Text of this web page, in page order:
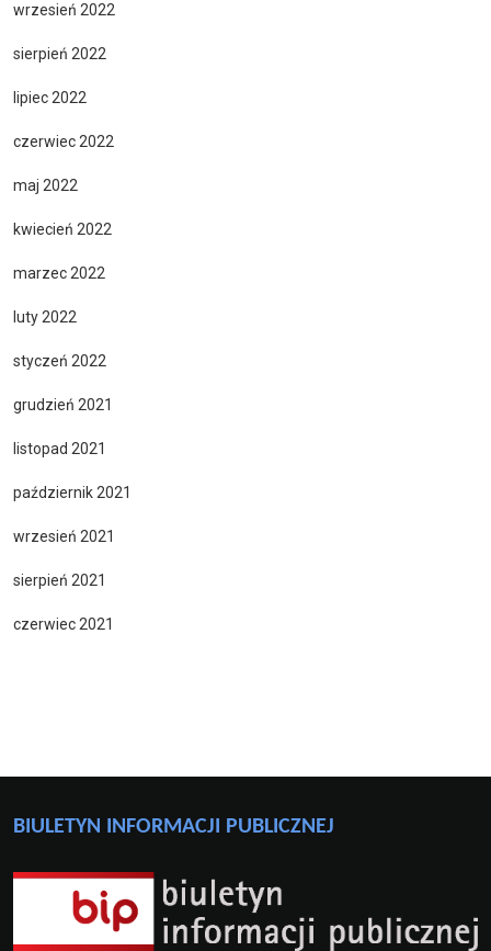
wrzesień 2022
sierpień 2022
lipiec 2022
czerwiec 2022
maj 2022
kwiecień 2022
marzec 2022
luty 2022
styczeń 2022
grudzień 2021
listopad 2021
październik 2021
wrzesień 2021
sierpień 2021
czerwiec 2021
BIULETYN INFORMACJI PUBLICZNEJ